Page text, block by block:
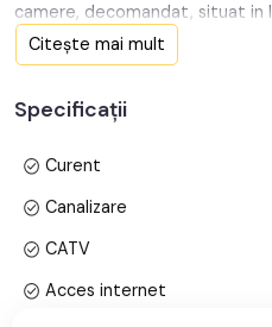
camere, decomandat, situat in
Andrei Muresanu, aflat la
regim de inaltime pe D + Parter
mp + balcon de 3 mp.
Apartamentul este
• Hol;
• Baie, cu geam;
• Living cu balcon;
Citește mai mult
Specificații
Curent
Canalizare
CATV
Acces internet